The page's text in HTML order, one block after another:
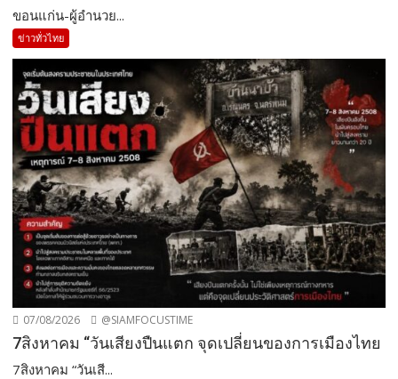
ขอนแก่น-ผู้อำนวย...
ข่าวทั่วไทย
07/08/2026 @SIAMFOCUSTIME
7สิงหาคม “วันเสียงปืนแตก จุดเปลี่ยนของการเมืองไทย
7สิงหาคม “วันเสี...